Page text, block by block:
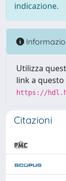
indicazione.
Utilizza
link a
https://
Citazioni